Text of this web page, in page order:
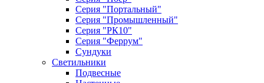
Серия "Портальный"
Серия "Промышленный"
Серия "РК10"
Серия "Феррум"
Сундуки
Светильники
Подвесные